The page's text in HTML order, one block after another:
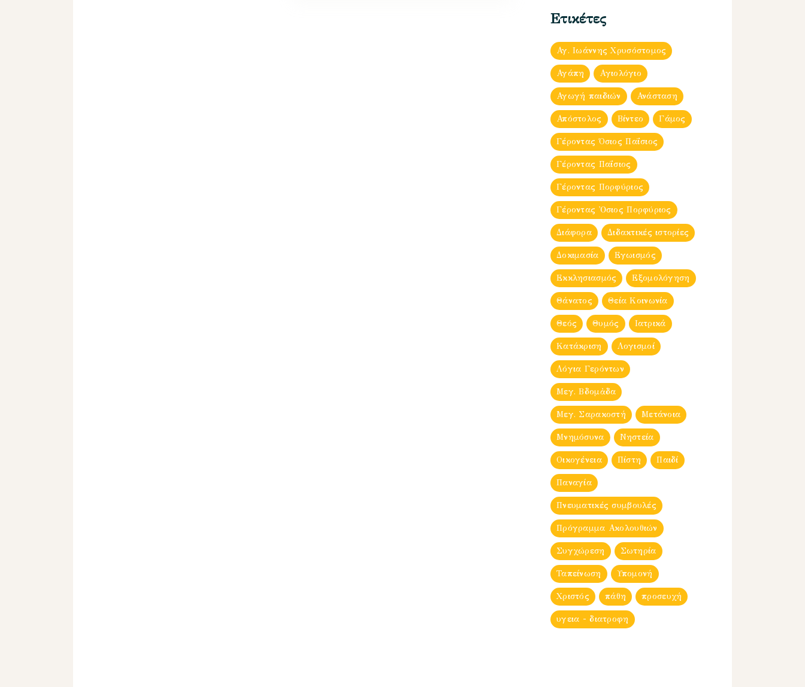
Ετικέτες
Αγ. Ιωάννης Χρυσόστομος
Αγάπη Αγιολόγιο
Αγωγή παιδιών Ανάσταση
Απόστολος Βίντεο Γάμος
Γέροντας Όσιος Παΐσιος
Γέροντας Παΐσιος
Γέροντας Πορφύριος
Γέροντας Ὀσιος Πορφύριος
Διάφορα Διδακτικές ιστορίες
Δοκιμασία Εγωισμός
Εκκλησιασμός Εξομολόγηση
Θάνατος Θεία Κοινωνία
Θεός Θυμός Ιατρικά
Κατάκριση Λογισμοί
Λόγια Γερόντων
Μεγ. Βδομἀδα
Μεγ. Σαρακοστή Μετάνοια
Μνημόσυνα Νηστεία
Οικογένεια Πίστη Παιδί
Παναγία
Πνευματικές συμβουλές
Πρόγραμμα Ακολουθιών
Συγχώρεση Σωτηρία
Ταπείνωση Υπομονή
Χριστός πάθη προσευχή
υγεια - διατροφη